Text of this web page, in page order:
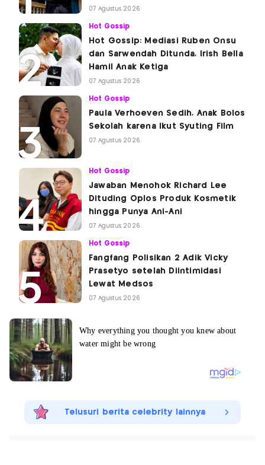
07 Agustus 2026
Hot Gossip
Hot Gossip: Mediasi Ruben Onsu
dan Sarwendah Ditunda, Irish Bella
Hamil Anak Ketiga
07 Agustus 2026
Hot Gossip
Paula Verhoeven Sedih, Anak Bolos
Sekolah karena Ikut Syuting Film
07 Agustus 2026
Hot Gossip
Jawaban Menohok Richard Lee
Dituding Oplos Produk Kosmetik
hingga Punya Ani-Ani
07 Agustus 2026
Hot Gossip
Fangfang Polisikan 2 Adik Vicky
Prasetyo setelah Diintimidasi
Lewat Medsos
07 Agustus 2026
Telusuri berita celebrity lainnya